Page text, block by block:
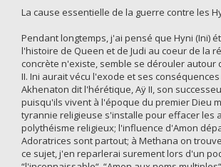
La cause essentielle de la guerre contre les
Pendant longtemps, j'ai pensé que Hyni (Ini)
l'histoire de Queen et de Judi au coeur de la
concrète n'existe, semble se dérouler autour
II. Ini aurait vécu l'exode et ses
Akhenaton dit l'hérétique, Aÿ II, son
puisqu'ils vivent à l'époque du premier Dieu
tyrannie religieuse s'installe pour effacer les
polythéisme religieux; l'influence d'Amon
Adoratrices sont partout; à Methana on
ce sujet, j'en reparlerai surement lors d'un